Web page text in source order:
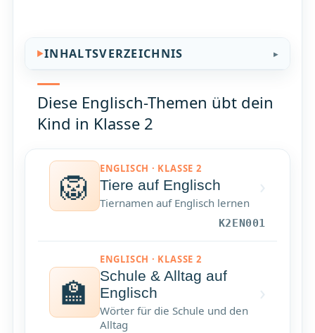
INHALTSVERZEICHNIS
Diese Englisch-Themen übt dein
Kind in Klasse 2
🦁 ENGLISCH · KLASSE 2
Tiere auf Englisch
Tiernamen auf Englisch lernen
K2EN001
›
🏫
ENGLISCH · KLASSE 2
Schule & Alltag auf
Englisch
Wörter für die Schule und den
Alltag
›